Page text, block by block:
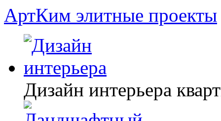
АртКим элитные проекты
Дизайн интерьера